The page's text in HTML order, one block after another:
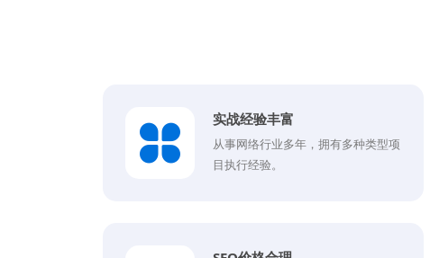
实战经验丰富
从事网络行业多年，拥有多种类型项
目执行经验。